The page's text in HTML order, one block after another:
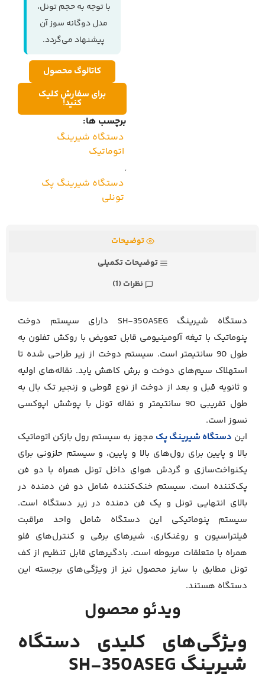
با توجه به حجم تونل،
مدل دوگانه سوز آن
پیشنهاد می‌گردد.
کاتالوگ محصول
برای سفارش کلیک
کنید!
برچسب ها:
دستگاه شیرینگ
اتوماتیک
,
دستگاه شیرینگ پک
تونلی
توضیحات
توضیحات تکمیلی
نظرات (1)
دستگاه شیرینگ SH-350ASEG دارای سیستم دوخت
پنوماتیک با تیغه آلومینیومی قابل تعویض با روکش تفلون به
طول 90 سانتیمتر است. سیستم دوخت از زیر طراحی شده تا
استهلاک سیم‌های دوخت و برش کاهش یابد. نقاله‌های اولیه
و ثانویه قبل و بعد از دوخت از نوع قوطی و زنجیر تک بال به
طول تقریبی 90 سانتیمتر و نقاله تونل با پوشش اپوکسی
نسوز است.
این دستگاه شیرینگ پک مجهز به سیستم رول بازکن اتوماتیک
بالا و پایین برای رول‌های بالا و پایین، و سیستم حلزونی برای
یکنواخت‌سازی و گردش هوای داخل تونل همراه با دو فن
پک‌کننده است. سیستم خنک‌کننده شامل دو فن دمنده در
بالای انتهایی تونل و یک فن دمنده در زیر دستگاه است.
سیستم پنوماتیکی این دستگاه شامل واحد مراقبت
فیلتراسیون و روغنکاری، شیرهای برقی و کنترل‌های فلو
همراه با متعلقات مربوطه است. بادگیرهای قابل تنظیم از کف
تونل مطابق با سایز محصول نیز از ویژگی‌های برجسته این
دستگاه هستند.
ویدئو محصول
ویژگی‌های کلیدی دستگاه
شیرینگ SH-350ASEG